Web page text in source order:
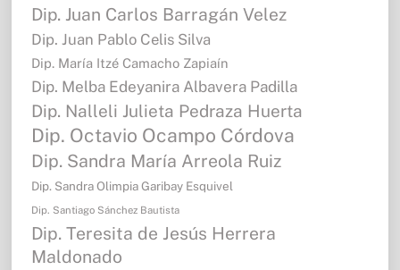
Dip. Juan Carlos Barragán Velez
Dip. Juan Pablo Celis Silva
Dip. María Itzé Camacho Zapiaín
Dip. Melba Edeyanira Albavera Padilla
Dip. Nalleli Julieta Pedraza Huerta
Dip. Octavio Ocampo Córdova
Dip. Sandra María Arreola Ruiz
Dip. Sandra Olimpia Garibay Esquivel
Dip. Santiago Sánchez Bautista
Dip. Teresita de Jesús Herrera
Maldonado